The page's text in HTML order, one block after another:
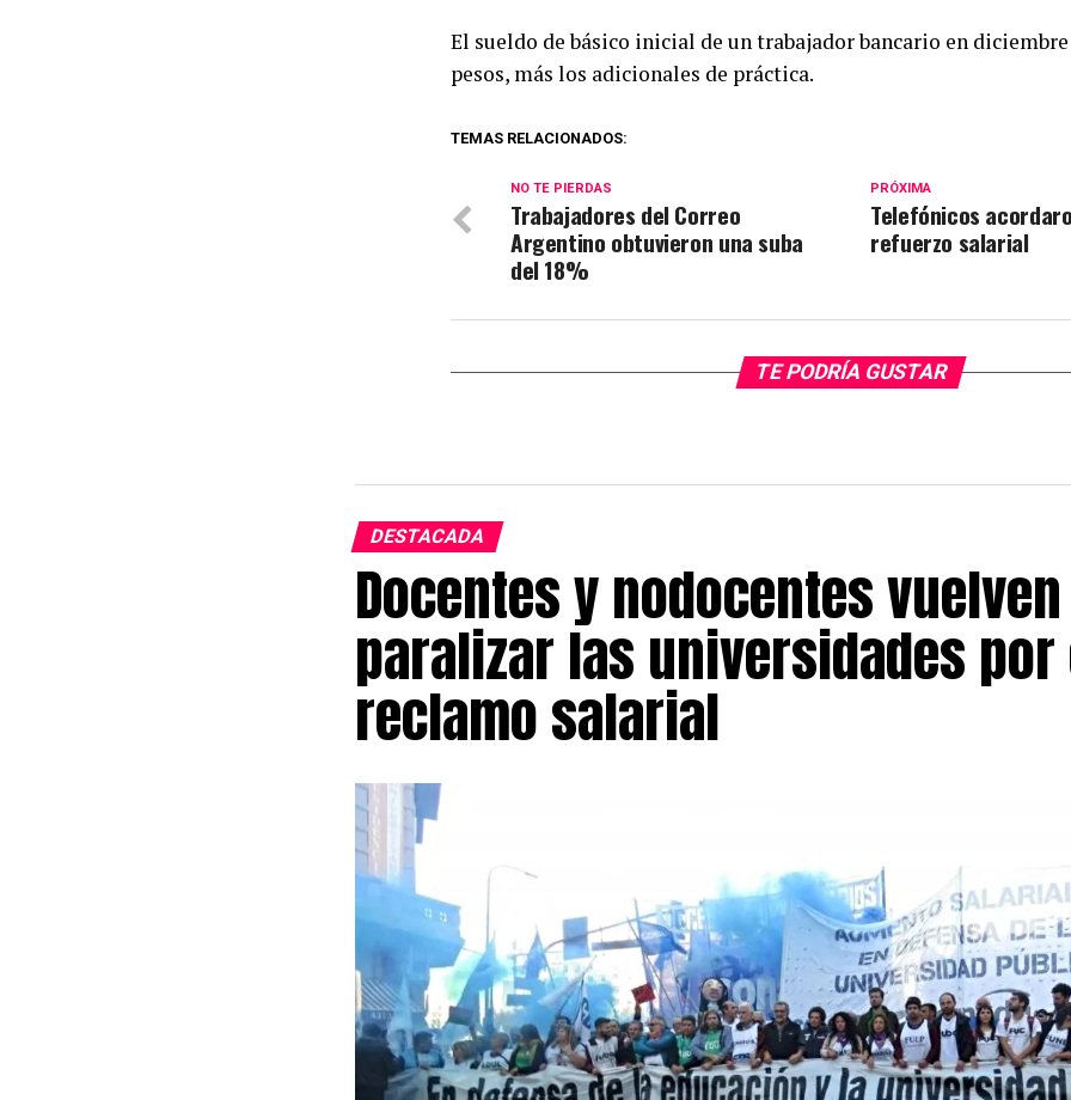
El sueldo de básico inicial de un trabajador bancario en diciembre
pesos, más los adicionales de práctica.
TEMAS RELACIONADOS:
PRÓXIMA
Telefónicos
refuerzo salarial
NO TE PIERDAS
Trabajadores del Correo
Argentino obtuvieron una suba
del 18%
TE PODRÍA GUSTAR
DESTACADA
Docentes y nodocentes
paralizar las universidades
reclamo salarial